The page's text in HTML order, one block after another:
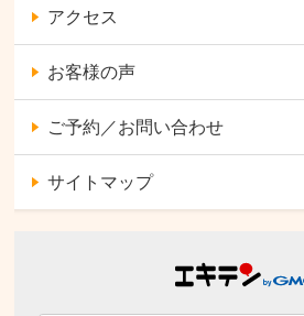
アクセス
お客様の声
ご予約／お問い合わせ
サイトマップ